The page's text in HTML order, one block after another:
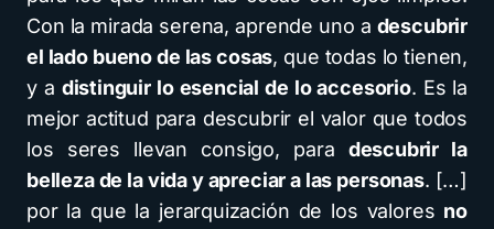
Con la mirada serena, aprende uno a descubrir
el lado bueno de las cosas, que todas lo tienen,
y a distinguir lo esencial de lo accesorio. Es la
mejor actitud para descubrir el valor que todos
los seres llevan consigo, para descubrir la
belleza de la vida y apreciar a las personas. […]
por la que la jerarquización de los valores no